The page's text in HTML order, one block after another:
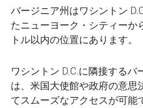
バージニア州はワシントン
たニューヨーク・シティーか
トル以内の位置にあります。
ワシントン D.C.に隣接するバ
は、米国大使館や政府の意思
てスムーズなアクセスが可能